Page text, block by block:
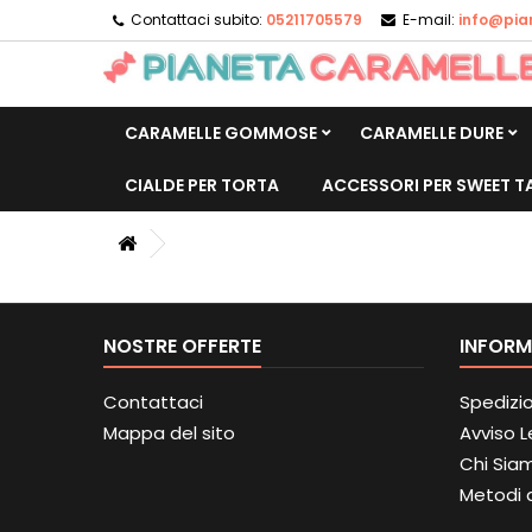
Contattaci subito: 05211705579 E-mail:
CARAMELLE GOMMOSE CARAMELLE DURE
CIALDE PER TORTA ACCESSORI PER SWEET
NOSTRE OFFERTE
Contattaci
Mappa del sito
Avviso
Chi
Metodi